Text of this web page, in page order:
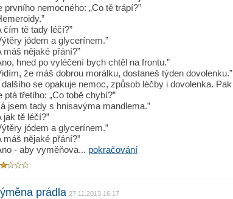
prvního nemocného: „Co tě trápí?”
čím tě tady léčí?”
jódem a glycerínem.”
máš nějaké přání?”
hned po vyléčení bych chtěl na frontu.”
že máš dobrou morálku, dostaneš týden dovolenku.”
dalšího se opakuje nemoc, způsob léčby i dovolenka. Pak
ptá třetího: „Co tobě chybí?”
jsem tady s hnisavýma mandlema.”
jak tě léčí?”
jódem a glycerínem.”
máš nějaké přání?”
- aby vyměňova... pokračování
prádla 27.11.2013 16:17